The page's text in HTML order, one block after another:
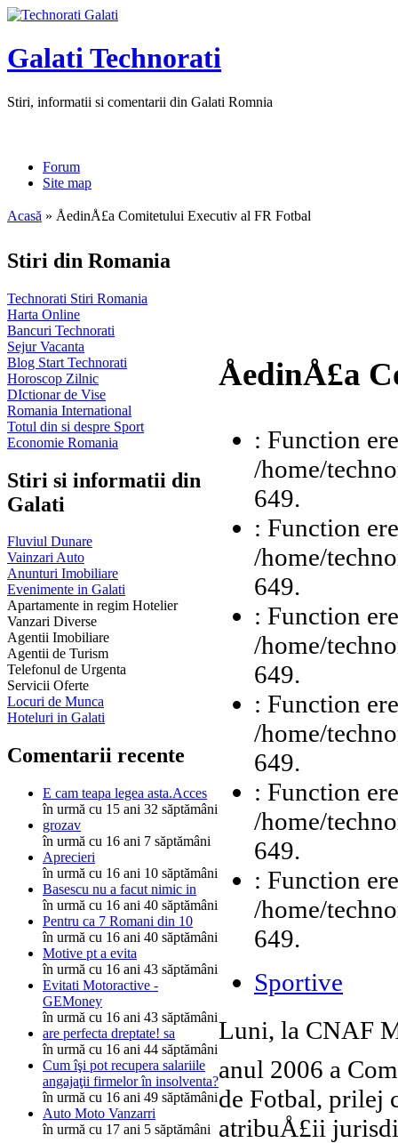
Galati Technorati
Stiri, informatii si comentarii din Galati Romnia
Forum
Site map
Acasă » ÅedinÅ£a Comitetului Executiv al FR Fotbal
Stiri din Romania
Technorati Stiri Romania
Harta Online
Bancuri Technorati
Sejur Vacanta
Blog Start Technorati
Horoscop Zilnic
DIctionar de Vise
Romania International
Totul din si despre Sport
Economie Romania
Stiri si informatii din
Galati
Fluviul Dunare
Vainzari Auto
Anunturi Imobiliare
Evenimente in Galati
Apartamente in regim Hotelier
Vanzari Diverse
Agentii Imobiliare
Agentii de Turism
Telefonul de Urgenta
Servicii Oferte
Locuri de Munca
Hoteluri in Galati
Comentarii recente
E cam teapa legea asta.Acces
în urmă cu 15 ani 32 săptămâni
grozav
în urmă cu 16 ani 7 săptămâni
Aprecieri
în urmă cu 16 ani 10 săptămâni
Basescu nu a facut nimic in
în urmă cu 16 ani 40 săptămâni
Pentru ca 7 Romani din 10
în urmă cu 16 ani 40 săptămâni
Motive pt a evita
în urmă cu 16 ani 43 săptămâni
Evitati Motoractive -
GEMoney
în urmă cu 16 ani 43 săptămâni
are perfecta dreptate! sa
în urmă cu 16 ani 44 săptămâni
Cum îşi pot recupera salariile
angajaţii firmelor în insolventa?
în urmă cu 16 ani 49 săptămâni
Auto Moto Vanzarri
în urmă cu 17 ani 5 săptămâni
ÅedinÅ£a
: Function
/home/
649.
: Function
/home/
649.
: Function
/home/
649.
: Function
/home/
649.
: Function
/home/
649.
: Function
/home/
649.
Sportive
Luni, la CNAF
anul 2006 a
de Fotbal, prilej
atribuÅ£ii